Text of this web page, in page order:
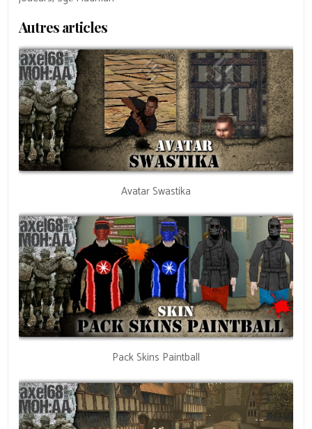
Autres articles
Avatar Swastika
Pack Skins Paintball